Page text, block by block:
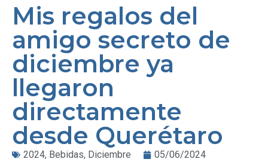
Mis regalos del
amigo secreto de
diciembre ya
llegaron
directamente
desde Querétaro
2024, Bebidas, Diciembre
05/06/2024